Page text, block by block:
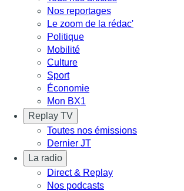
Nos reportages
Le zoom de la rédac'
Politique
Mobilité
Culture
Sport
Économie
Mon BX1
Replay TV
Toutes nos émissions
Dernier JT
La radio
Direct & Replay
Nos podcasts